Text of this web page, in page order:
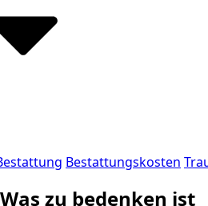
Bestattungskosten
zu bedenken ist